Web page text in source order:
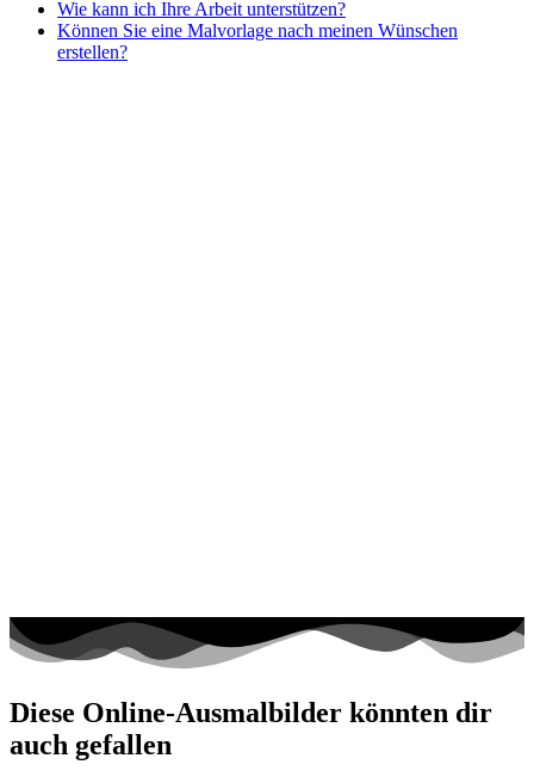
Nezaradené
Unkategorisiert
Wie kann ich Ihre Arbeit unterstützen?
Können Sie eine Malvorlage nach meinen Wünschen
erstellen?
Diese Online-Ausmalbilder könnten dir
auch gefallen